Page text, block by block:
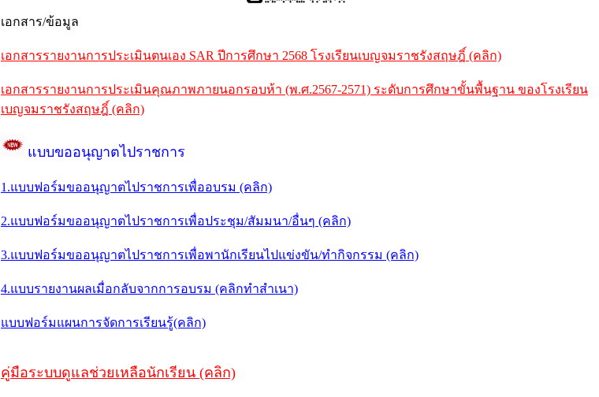
เอกสาร/ข้อมูล
เอกสารรายงานการประเมินตนเอง SAR ปีการศึกษา 2568 โรงเรียนเบญจมราชรังสฤษฎิ์ (คลิก)
เอกสารรายงานการประเมินคุณภาพภายนอกรอบห้า (พ.ศ.2567-2571) ระดับการศึกษาขั้นพื้นฐาน ของโรงเรียน
เบญจมราชรังสฤษฎิ์ (คลิก)
แบบขออนุญาตไปราชการ
1.แบบฟอร์มขออนุญาตไปราชการเพื่ออบรม (คลิก)
2.แบบฟอร์มขออนุญาตไปราชการเพื่อประชุม/สัมมนา/อื่นๆ (คลิก)
3.แบบฟอร์มขออนุญาตไปราชการเพื่อพานักเรียนไปแข่งขัน/ทำกิจกรรม (คลิก)
4.แบบรายงานผลเมื่อกลับจากการอบรม (คลิกทำสำเนา)
แบบฟอร์มแผนการจัดการเรียนรู้(คลิก)
คู่มือระบบดูแลช่วยเหลือนักเรียน (คลิก)